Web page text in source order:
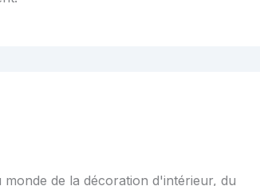
de la décoration d'intérieur, du